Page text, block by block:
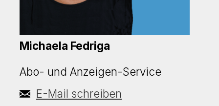
Michaela Fedriga
Abo- und Anzeigen-Service
E-Mail schreiben